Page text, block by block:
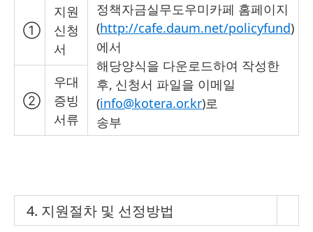
①
지원
신청
서
정책자금실무도우미카페 홈페이지
(http://cafe.daum.net/policyfund)
에서
해당양식을 다운로드하여 작성한
후, 신청서 파일을 이메일
(info@kotera.or.kr)로
송부
②
우대
증빙
서류
4. 지원절차 및 선정방법